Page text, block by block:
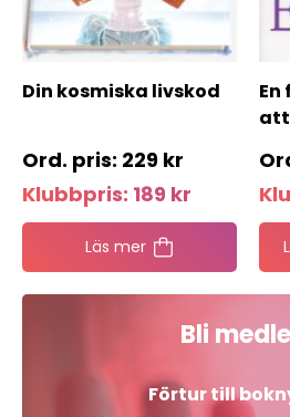
Din kosmiska livskod
229 kr
Klubbpris: 189 kr
Läs mer
Bli
Förtur till